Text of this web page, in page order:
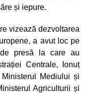
și iepure.
vizează dezvoltarea
a avut loc pe
presă la care au
Centrale, Ionuț
Mediului și
Agriculturii și